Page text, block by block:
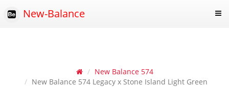
New-Balance
New Balance 574
New Balance 574 Legacy x Stone Island Light Green